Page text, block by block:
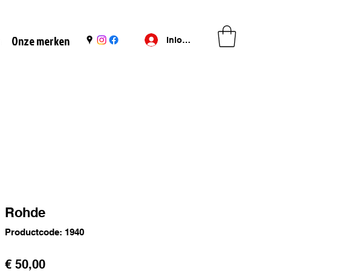
Onze merken Inloggen
Rohde
Productcode: 1940
€ 50,00Prijs